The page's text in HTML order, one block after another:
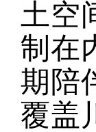
土空
制在
期陪
覆盖